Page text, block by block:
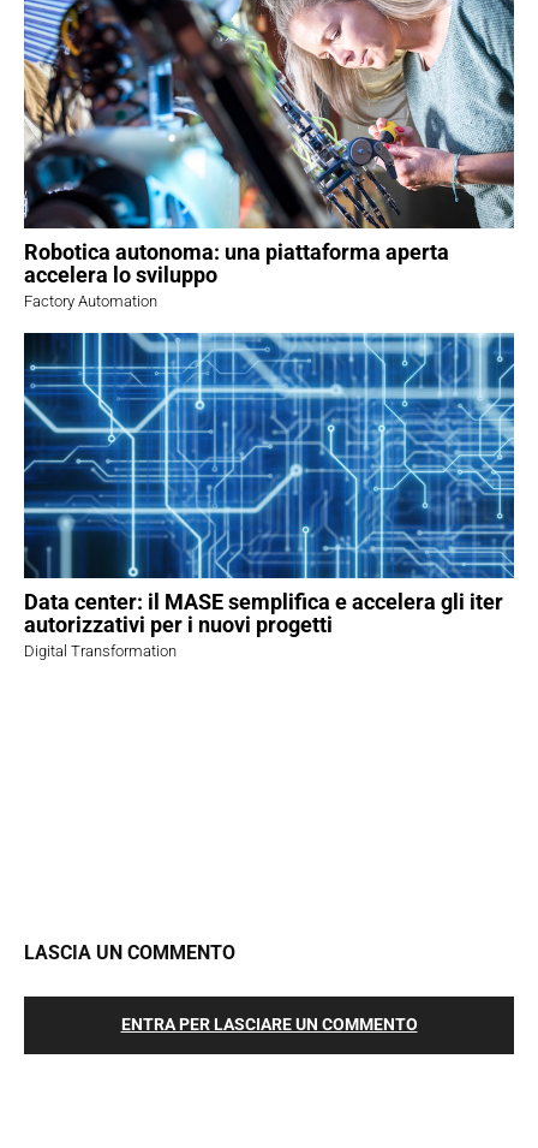
Robotica autonoma: una piattaforma aperta
accelera lo sviluppo
Factory Automation
Data center: il MASE semplifica e accelera gli iter
autorizzativi per i nuovi progetti
Digital Transformation
LASCIA UN COMMENTO
ENTRA PER LASCIARE UN COMMENTO